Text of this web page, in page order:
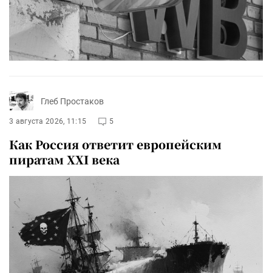
Глеб Простаков
3 августа 2026, 11:15 5
Как Россия ответит европейским
пиратам XXI века